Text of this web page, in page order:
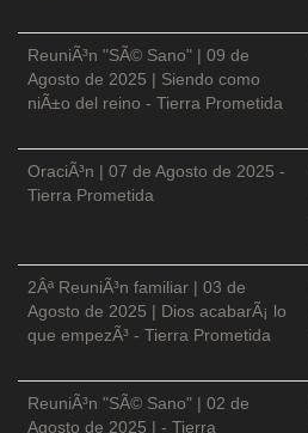
ReuniÃ³n "SÃ© Sano" | 09 de
Agosto de 2025 | Siendo como
niÃ±o del reino - Tierra Prometida
OraciÃ³n | 07 de Agosto de 2025 -
Tierra Prometida
2Âª ReuniÃ³n familiar | 03 de
Agosto de 2025 | Dios acabarÃ¡ lo
que empezÃ³ - Tierra Prometida
ReuniÃ³n "SÃ© Sano" | 02 de
Agosto de 2025 | - Tierra